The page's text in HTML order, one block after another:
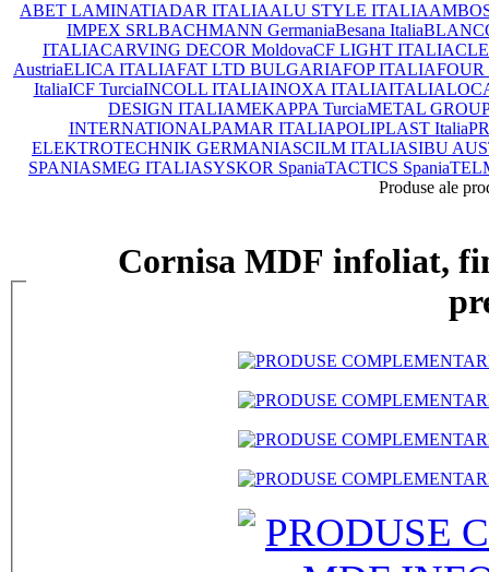
ABET LAMINATIADAR ITALIAALU STYLE ITALIA
IMPEX SRLBACHMANN GermaniaBesana Italia
ITALIACARVING DECOR MoldovaCF LIGHT ITALIA
AustriaELICA ITALIAFAT LTD BULGARIAFOP ITALIA
ItaliaICF TurciaINCOLL ITALIAINOXA ITALIAITALIA
DESIGN ITALIAMEKAPPA TurciaMETAL
INTERNATIONALPAMAR ITALIAPOLIPLAST Italia
ELEKTROTECHNIK GERMANIASCILM ITALIASIBU
SPANIASMEG ITALIASYSKOR SpaniaTACTICS Spania
Produse ale
Cornisa MDF infoliat,